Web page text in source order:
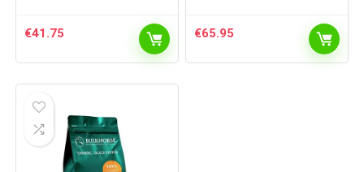
€41.75 €65.95